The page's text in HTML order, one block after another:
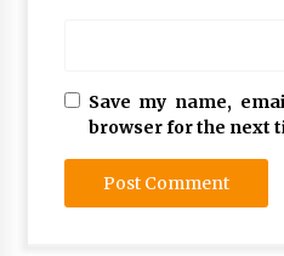
Save my name,
browser for the next